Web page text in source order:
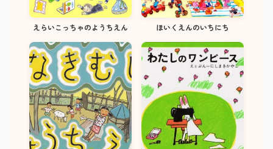
えらいこっちゃのようちえん ほいくえんのいちにち